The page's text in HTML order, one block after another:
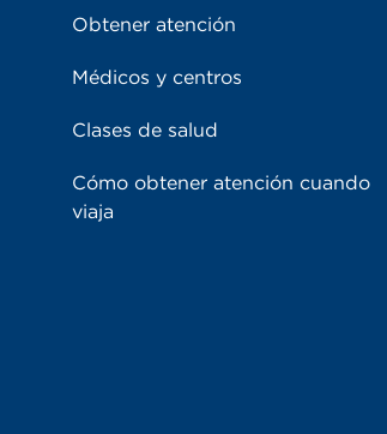
Obtener atención
Médicos y centros
Clases de salud
Cómo obtener atención cuando
viaja